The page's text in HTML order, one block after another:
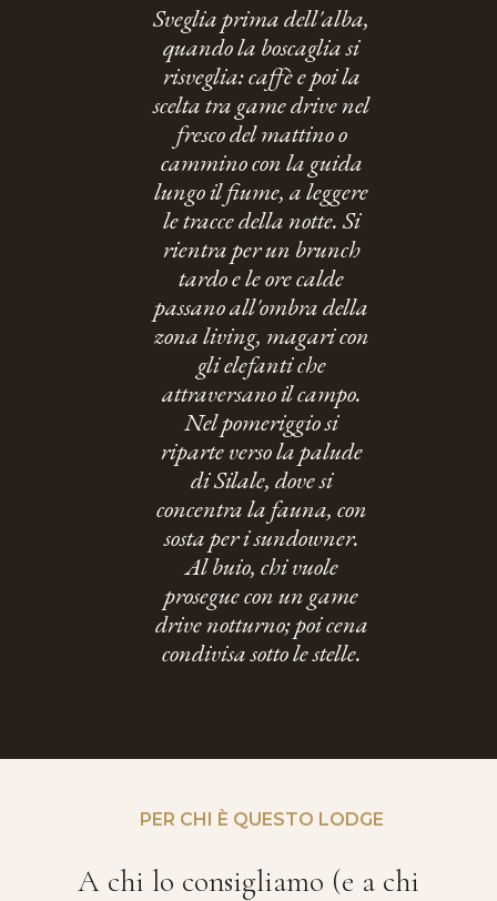
Sveglia prima dell'alba,
quando la boscaglia si
risveglia: caffè e poi la
scelta tra game drive nel
fresco del mattino o
cammino con la guida
lungo il fiume, a leggere
le tracce della notte. Si
rientra per un brunch
tardo e le ore calde
passano all'ombra della
zona living, magari con
gli elefanti che
attraversano il campo.
Nel pomeriggio si
riparte verso la palude
di Silale, dove si
concentra la fauna, con
sosta per i sundowner.
Al buio, chi vuole
prosegue con un game
drive notturno; poi cena
condivisa sotto le stelle.
PER CHI È QUESTO LODGE
A chi lo consigliamo (e a chi